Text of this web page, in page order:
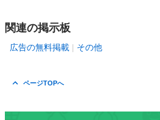
関連の掲示板
広告の無料掲載 その他
ページTOPへ